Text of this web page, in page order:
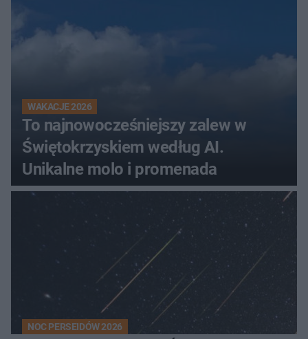
WAKACJE 2026
To najnowocześniejszy zalew w
Świętokrzyskiem według AI.
Unikalne molo i promenada
NOC PERSEIDÓW 2026